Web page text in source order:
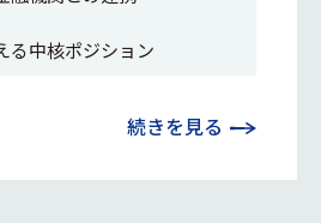
る中核ポジション
続きを見る